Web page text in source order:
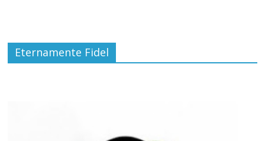
Eternamente Fidel